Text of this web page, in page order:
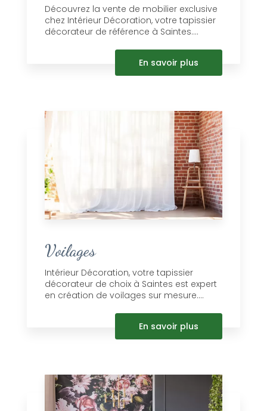
Découvrez la vente de mobilier exclusive
chez Intérieur Décoration, votre tapissier
décorateur de référence à Saintes....
En savoir plus
Voilages
Intérieur Décoration, votre tapissier
décorateur de choix à Saintes est expert
en création de voilages sur mesure....
En savoir plus